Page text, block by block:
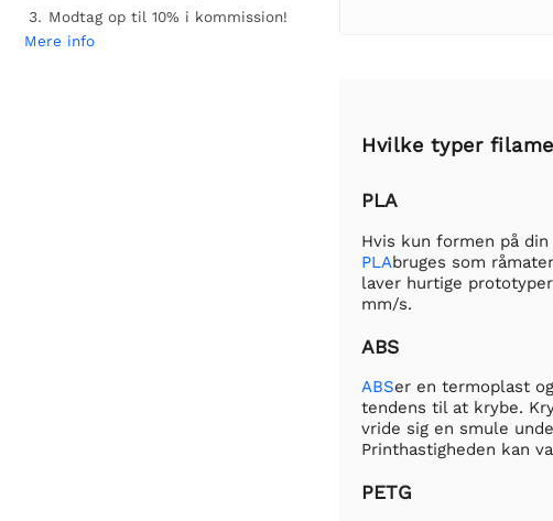
Modtag op til 10% i kommission!
Mere info
Hvilke typer
PLA
Hvis kun formen på
PLAbruges som
laver hurtige
mm/s.
ABS
ABSer en termoplast
tendens til at krybe.
vride sig en smule
Printhastigheden kan
PETG